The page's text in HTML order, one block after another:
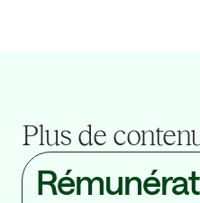
Plus de